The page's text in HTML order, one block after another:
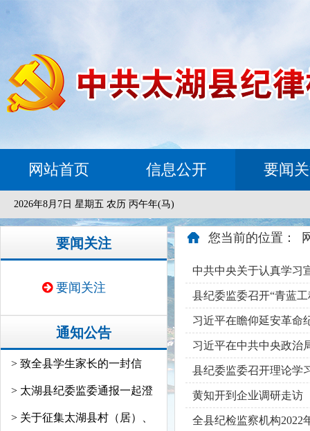
网站首页 信息公开 要闻
2026年8月7日 星期五 农历 丙午年(马)
要闻关注
要闻关注
通知公告
> 致全县学生家长的一封信
> 太湖县纪委监委通报一起澄
> 关于征集太湖县村（居）、
您当前的位置：
中共中央关于认真学习
县纪委监委召开“青蓝
习近平在瞻仰延安革命
习近平在中共中央政治
县纪委监委召开理论学
黄知开到企业调研走访
全县纪检监察机构2022